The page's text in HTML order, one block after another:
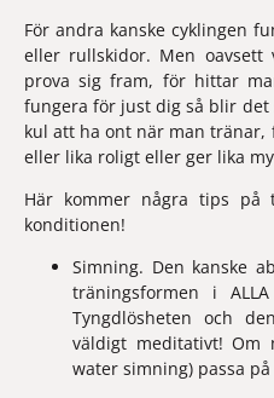
För andra kanske cyklingen
eller rullskidor. Men oavsett
prova sig fram, för hittar
fungera för just dig så blir det
kul att ha ont när man
eller lika roligt eller ger lika
Här kommer några tips på
konditionen!
Simning. Den kanske
träningsformen i
Tyngdlösheten och
väldigt meditativt! Om
water simning) passa